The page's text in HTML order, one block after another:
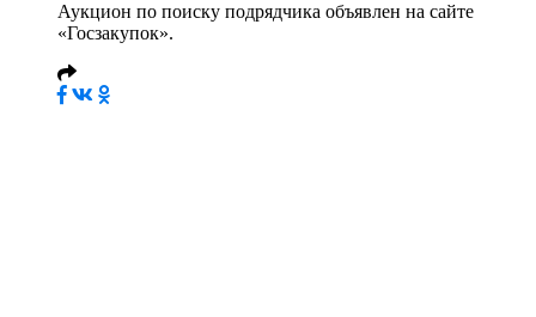
Аукцион по поиску подрядчика объявлен на сайте
«Госзакупок».